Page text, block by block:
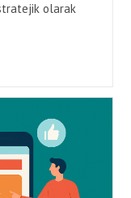
olarak